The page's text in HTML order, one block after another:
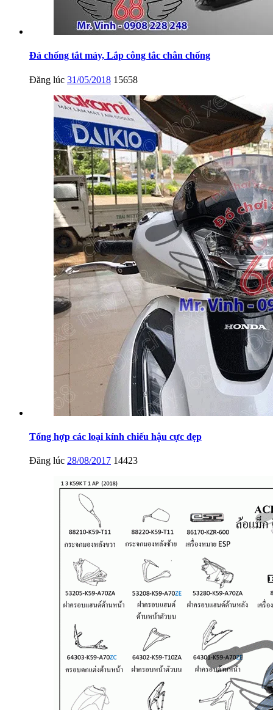
Đá chống tắt máy, Lắp công tắc chân chống
Đăng lúc 31/05/2018 15658
Tổng hợp các loại kính chiếu hậu cực đẹp
Đăng lúc 28/08/2017 14423